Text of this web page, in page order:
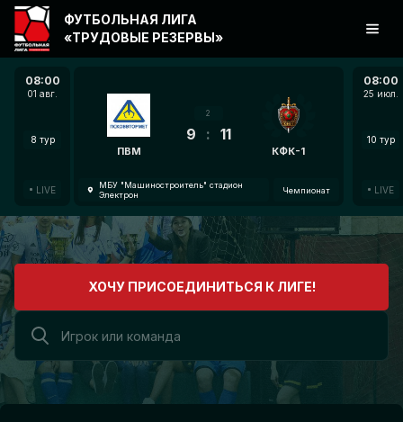
08:00
01 авг.
8 тур
LIVE
ПВМ
2
9 : 11
КФК-1
МБУ "Машиностроитель" стадион
Электрон
Чемпионат
08:00
25 июл.
10 тур
LIVE
ФУТБОЛЬНАЯ ЛИГА
«ТРУДОВЫЕ РЕЗЕРВЫ»
ХОЧУ ПРИСОЕДИНИТЬСЯ К ЛИГЕ!